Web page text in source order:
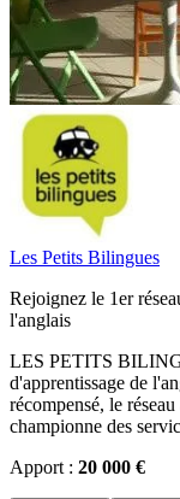
Les Petits Bilingues
Rejoignez le 1er
l'anglais
LES PETITS
d'apprentissage de
récompensé, le
championne des
Apport : 20 000 €